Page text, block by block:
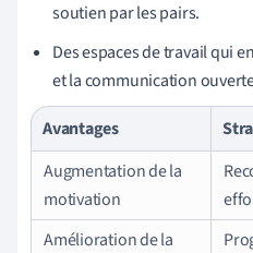
soutien par les pairs.
Des espaces de travail qui
et la communication
Avantages
Augmentation de la
motivation
Amélioration de la